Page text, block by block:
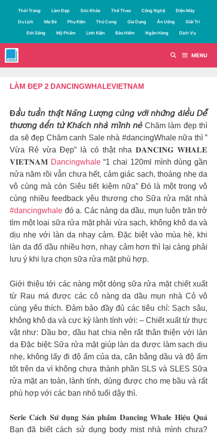
dung
Thời Trang Làm Đẹp Sức Khỏe Thể Thao Công Nghệ Điện Máy
Du Lịch Mẹ Bé Phụ Kiện Thú Cưng Gia Dụng Ăn Uống Giải Trí
Đời Sống Mỹ Phẩm Linh Kiện Bảo Hiểm Ngân Hàng Dịch Vụ
MENU
LÀM ĐẸP 2 DANCINGWHALEVIETNAM
Đ𝘢̂̀𝘶 𝘵𝘶𝘢̂̀𝘯 𝘵𝘩𝘢̣̂𝘵 𝘕𝘢̆𝘯𝘨 𝘓𝘶̛𝘰̛̣𝘯𝘨 𝘤𝘶̀𝘯𝘨 𝘷𝘰̛́𝘪 𝘯𝘩𝘶̛̃𝘯𝘨 đ𝘪𝘦̂̀𝘶 𝘋𝘦̂̃
𝘵𝘩𝘶̛𝘰̛𝘯𝘨 đ𝘦̂́𝘯 𝘵𝘶̛̀ 𝘒𝘩𝘢́𝘤𝘩 𝘯𝘩𝘢̀ 𝘮𝘪̀𝘯𝘩 𝘯𝘦̀Chăm làm đẹp thì
da sẽ đẹp Chăm canh Sale nhà #dancingWhale nữa thì ”
Vừa Rẻ vừa Đẹp” là có thật nha 𝐃𝐀𝐍𝐂𝐈𝐍𝐆 𝐖𝐇𝐀𝐋𝐄
𝐕𝐈𝐄𝐓𝐍𝐀𝐌 Dancingwhale“1 chai 120ml mình dùng gần
nửa năm rồi vẫn chưa hết, cảm giác sạch, thoáng nhẹ da
vô cùng mà còn Siêu tiết kiệm nữa” Đó là một trong vô
cùng nhiều feedback yêu thương cho Sữa rửa mặt nhà
#dancingwhale đó ạ. Các nàng da dầu, mụn luôn trăn trở
tìm một loại sữa rửa mặt phải vừa sạch, không khô da và
dịu nhẹ với làn da nhạy cảm. Đặc biệt vào mùa hè, khi
làn da đổ dầu nhiều hơn, nhạy cảm hơn thì lại càng phải
lưu ý khi lựa chọn sữa rửa mặt phù hợp.
Giới thiệu tới các nàng một dòng sữa rửa mặt chiết xuất
từ Rau má được các cô nàng da dầu mụn nhà Cỏ vô
cùng yêu thích. Đảm bảo đầy đủ các tiêu chí: Sạch sâu,
không khô da và cực kỳ lành tính với: – Chiết xuất từ thực
vật như: Dầu bơ, dầu hạt chia nên rất thân thiện với làn
da Đặc biệt: Sữa rửa mặt giúp làn da được làm sạch dịu
nhẹ, không lấy đi độ ẩm của da, cân bằng dầu và độ ẩm
tốt trên da vì không chưa thành phần SLS và SLES Sữa
rửa mặt an toàn, lành tính, dùng được cho mẹ bầu và rất
phù hợp với các bạn nhỏ tuổi dậy thì.
𝐒𝐞𝐫𝐢𝐞 𝐂𝐚́𝐜𝐡 𝐒𝐮̛̉ 𝐝𝐮̣𝐧𝐠 𝐒𝐚̉𝐧 𝐩𝐡𝐚̂̉𝐦 𝐃𝐚𝐧𝐜𝐢𝐧𝐠 𝐖𝐡𝐚𝐥𝐞 𝐇𝐢𝐞̣̂𝐮 𝐐𝐮𝐚̉
Bạn đã biết cách sử dụng body mist nhà mình chưa?